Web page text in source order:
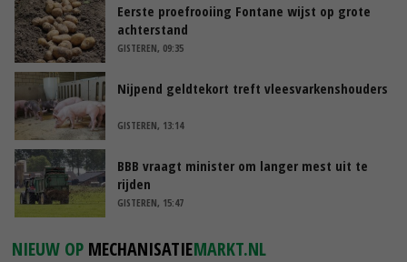
Eerste proefrooiing Fontane wijst op grote
achterstand
GISTEREN, 09:35
Nijpend geldtekort treft vleesvarkenshouders
GISTEREN, 13:14
BBB vraagt minister om langer mest uit te
rijden
GISTEREN, 15:47
NIEUW OP MECHANISATIEMARKT.NL